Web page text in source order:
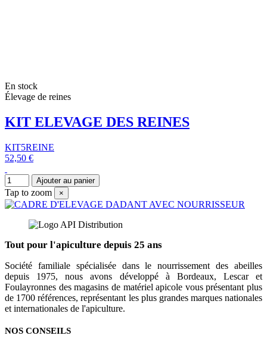
En stock
Élevage de reines
KIT ELEVAGE DES REINES
KIT5REINE
52,50 €
Ajouter au panier
Tap to zoom ×
Tout pour l'apiculture depuis 25 ans
Société familiale spécialisée dans le nourrissement des abeilles
depuis 1975, nous avons développé à Bordeaux, Lescar et
Foulayronnes des magasins de matériel apicole vous présentant plus
de 1700 références, représentant les plus grandes marques nationales
et internationales de l'apiculture.
NOS CONSEILS